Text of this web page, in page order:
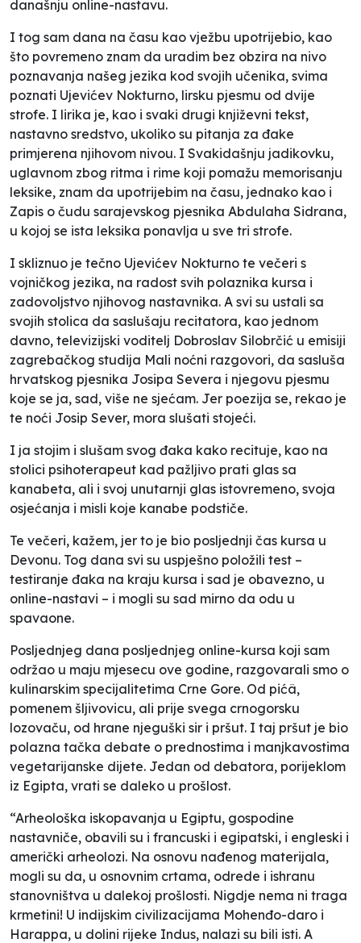
današnju online-nastavu.
I tog sam dana na času kao vježbu upotrijebio, kao
što povremeno znam da uradim bez obzira na nivo
poznavanja našeg jezika kod svojih učenika, svima
poznati Ujevićev Nokturno, lirsku pjesmu od dvije
strofe. I lirika je, kao i svaki drugi književni tekst,
nastavno sredstvo, ukoliko su pitanja za đake
primjerena njihovom nivou. I Svakidašnju jadikovku,
uglavnom zbog ritma i rime koji pomažu memorisanju
leksike, znam da upotrijebim na času, jednako kao i
Zapis o čudu sarajevskog pjesnika Abdulaha Sidrana,
u kojoj se ista leksika ponavlja u sve tri strofe.
I skliznuo je tečno Ujevićev Nokturno te večeri s
vojničkog jezika, na radost svih polaznika kursa i
zadovoljstvo njihovog nastavnika. A svi su ustali sa
svojih stolica da saslušaju recitatora, kao jednom
davno, televizijski voditelj Dobroslav Silobrčić u emisiji
zagrebačkog studija Mali noćni razgovori, da sasluša
hrvatskog pjesnika Josipa Severa i njegovu pjesmu
koje se ja, sad, više ne sjećam. Jer poezija se, rekao je
te noći Josip Sever, mora slušati stojeći.
I ja stojim i slušam svog đaka kako recituje, kao na
stolici psihoterapeut kad pažljivo prati glas sa
kanabeta, ali i svoj unutarnji glas istovremeno, svoja
osjećanja i misli koje kanabe podstiče.
Te večeri, kažem, jer to je bio posljednji čas kursa u
Devonu. Tog dana svi su uspješno položili test –
testiranje đaka na kraju kursa i sad je obavezno, u
online-nastavi – i mogli su sad mirno da odu u
spavaone.
Posljednjeg dana posljednjeg online-kursa koji sam
održao u maju mjesecu ove godine, razgovarali smo o
kulinarskim specijalitetima Crne Gore. Od pićâ,
pomenem šljivovicu, ali prije svega crnogorsku
lozovaču, od hrane njeguški sir i pršut. I taj pršut je bio
polazna tačka debate o prednostima i manjkavostima
vegetarijanske dijete. Jedan od debatora, porijeklom
iz Egipta, vrati se daleko u prošlost.
“Arheološka iskopavanja u Egiptu, gospodine
nastavniče, obavili su i francuski i egipatski, i engleski i
američki arheolozi. Na osnovu nađenog materijala,
mogli su da, u osnovnim crtama, odrede i ishranu
stanovništva u dalekoj prošlosti. Nigdje nema ni traga
krmetini! U indijskim civilizacijama Mohenđo-daro i
Harappa, u dolini rijeke Indus, nalazi su bili isti. A